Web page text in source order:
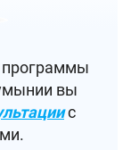
программы
вы
с